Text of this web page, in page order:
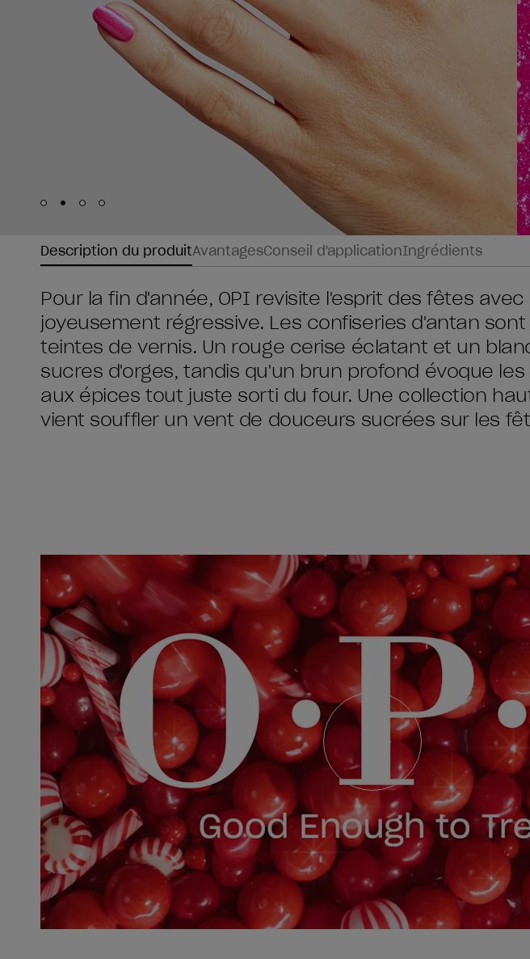
Skip to slide
Skip to slide
Skip to slide
Skip to slide
Description du produitAvantagesConseil d'applicationIngrédients
Pour la fin d'année, OPI revisite l'esprit des fêtes
joyeusement régressive. Les confiseries d'antan
teintes de vernis. Un rouge cerise éclatant et un
sucres d'orges, tandis qu'un brun profond évoque
aux épices tout juste sorti du four. Une collection
vient souffler un vent de douceurs sucrées sur les